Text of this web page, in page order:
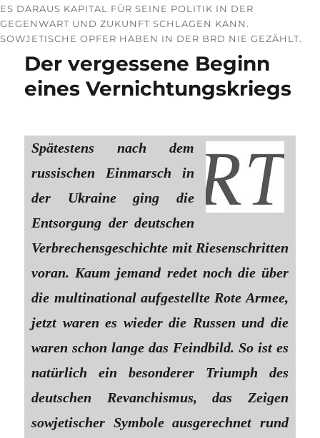
ES DARAUS KAPITAL FÜR SEINE POLITIK IN DER
GEGENWART UND ZUKUNFT SCHLAGEN KANN.
SOWJETISCHE OPFER HABEN IN DER BRD NIE GEZÄHLT.
Der vergessene Beginn
eines Vernichtungskriegs
Spätestens nach dem
russischen Einmarsch in
der Ukraine ging die
Entsorgung der deutschen
Verbrechensgeschichte mit Riesenschritten
voran. Kaum jemand redet noch die über
die multinational aufgestellte Rote Armee,
jetzt waren es wieder die Russen und die
waren schon lange das Feindbild. So ist es
natürlich ein besonderer Triumph des
deutschen Revanchismus, das Zeigen
sowjetischer Symbole ausgerechnet rund